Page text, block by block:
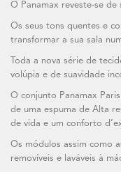
O Panamax reveste-se de
Os seus tons quentes e
transformar a sua sala
Toda a nova série de
volúpia e de suavidade
O conjunto Panamax
de uma espuma de Alta
de vida e um conforto
Os módulos assim como
removíveis e laváveis à